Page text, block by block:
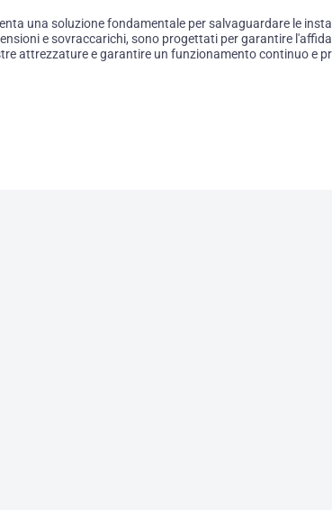
una soluzione fondamentale per salvaguardare le
e sovraccarichi, sono progettati per garantire
attrezzature e garantire un funzionamento continuo e